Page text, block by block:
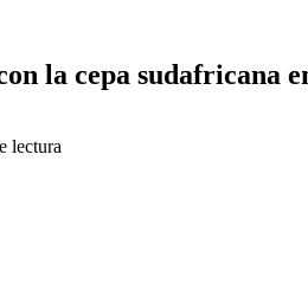
la cepa sudafricana
lectura